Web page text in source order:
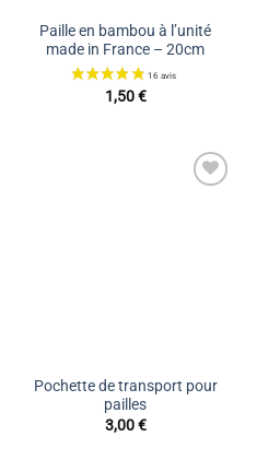
Paille en bambou à l’unité
made in France – 20cm
1,50€
Pochette de transport pour
pailles
3,00€